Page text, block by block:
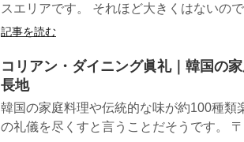
スエリアです。 それほど大きくはないの
記事を読む
コリアン・ダイニング眞礼｜韓国の
長地
韓国の家庭料理や伝統的な味が約100種類
の礼儀を尽くすと言うことだそうです。